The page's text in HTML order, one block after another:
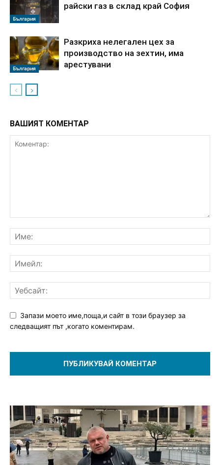
България
райски газ в склад край София
България
Разкриха нелегален цех за
производство на зехтин, има
арестувани
ВАШИЯТ КОМЕНТАР
Запази моето име,поща,и сайт в този браузер за
следващият път ,когато коментирам.